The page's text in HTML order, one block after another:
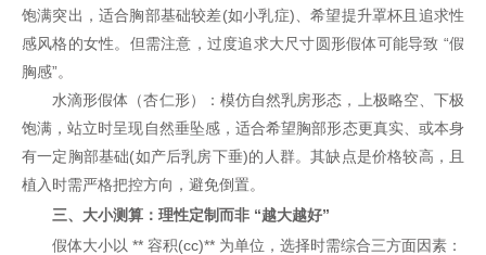
饱满突出，适合胸部基础较差(如小乳症)、希望提升罩杯且追求性
感风格的女性。但需注意，过度追求大尺寸圆形假体可能导致 “假
胸感”。
水滴形假体（杏仁形）：模仿自然乳房形态，上极略空、下极
饱满，站立时呈现自然垂坠感，适合希望胸部形态更真实、或本身
有一定胸部基础(如产后乳房下垂)的人群。其缺点是价格较高，且
植入时需严格把控方向，避免倒置。
三、大小测算：理性定制而非 “越大越好”
假体大小以 ** 容积(cc)** 为单位，选择时需综合三方面因素：